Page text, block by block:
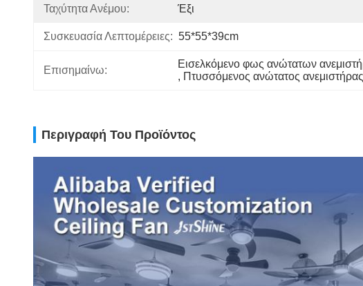
Ταχύτητα Ανέμου: Έξι
Συσκευασία Λεπτομέρειες: 55*55*39cm
Επισημαίνω:
Εισελκόμενο φως ανώτατων
, Πτυσσόμενος ανώτατος
Περιγραφή Του Προϊόντος